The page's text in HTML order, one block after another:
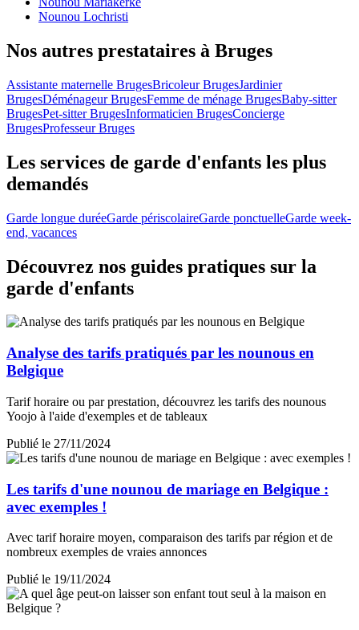
Nounou Lochristi
Nos autres prestataires à Bruges
Assistante maternelle BrugesBricoleur BrugesJardinier
BrugesDéménageur BrugesFemme de ménage BrugesBaby-sitter
BrugesPet-sitter BrugesInformaticien BrugesConcierge
BrugesProfesseur Bruges
Les services de garde d'enfants les plus
demandés
Garde longue duréeGarde périscolaireGarde ponctuelleGarde week-
end, vacances
Découvrez nos guides pratiques sur la
garde d'enfants
Analyse des tarifs pratiqués par les nounous en
Belgique
Tarif horaire ou par prestation, découvrez les tarifs des nounous
Yoojo à l'aide d'exemples et de tableaux
Publié le 27/11/2024
Les tarifs d'une nounou de mariage en Belgique :
avec exemples !
Avec tarif horaire moyen, comparaison des tarifs par région et de
nombreux exemples de vraies annonces
Publié le 19/11/2024